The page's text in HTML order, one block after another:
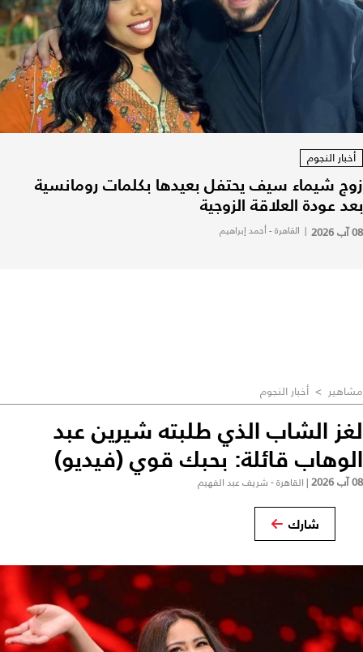
أخبار النجوم
زوج شيماء سيف يحتفل بعيدها بكلمات رومانسية
بعد عودة العلاقة الزوجية
08 آب 2026 | القاهرة - أحمد إبراهيم
مشاهير > أخبار النجوم
لغز الشاب الذي طلبته شيرين عبد
الوهاب قائلة: بحبك قوي (فيديو)
08 آب 2026 | القاهرة - شريف عبد الفهيم
شارك